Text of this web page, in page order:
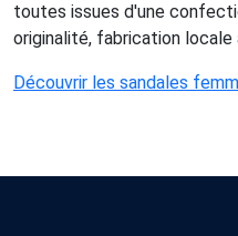
toutes issues d'une
originalité, fabrication locale
Découvrir les sandales